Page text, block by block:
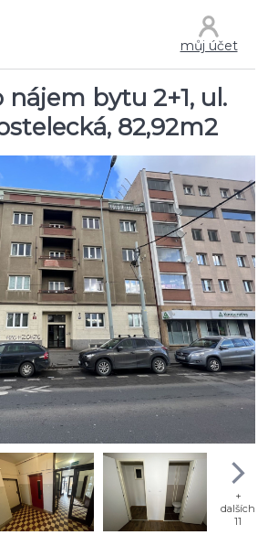
nájem bytu 2+1, ul.
82,92m2
+
dalších
11
můj účet